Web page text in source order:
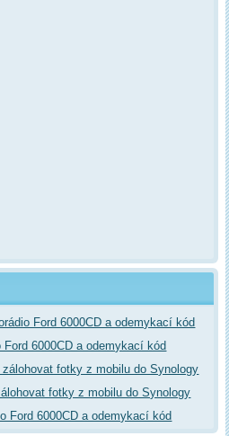
Ford 6000CD a odemykací kód
Ford 6000CD a odemykací kód
zálohovat fotky z mobilu do Synology
fotky z mobilu do Synology
Ford 6000CD a odemykací kód